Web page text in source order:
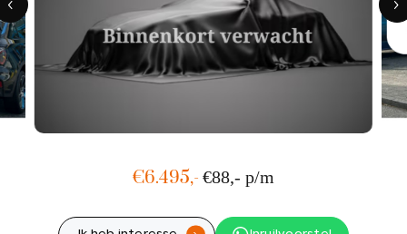
Showroom adres
Ohmstraat 1
1446 TCPurmerend
Werkplaats adres
Hyacintenstraat 36A
1131 HWVolendam
€6.495,- €88,- p/m